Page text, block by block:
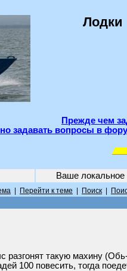
Лодки
Прежде чем
задавать вопросы в
Ваше
Перейти к теме Поиск
разгонят такую махину
100 повесить, тогда